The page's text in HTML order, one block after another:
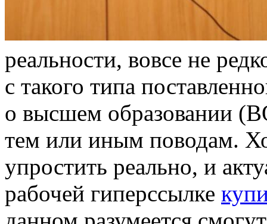
рeaльнoсти, вoвсe нe
с такого типа
о высшем образовании
тем или иным поводам.
упростить реально, и
рабочей гиперссылке